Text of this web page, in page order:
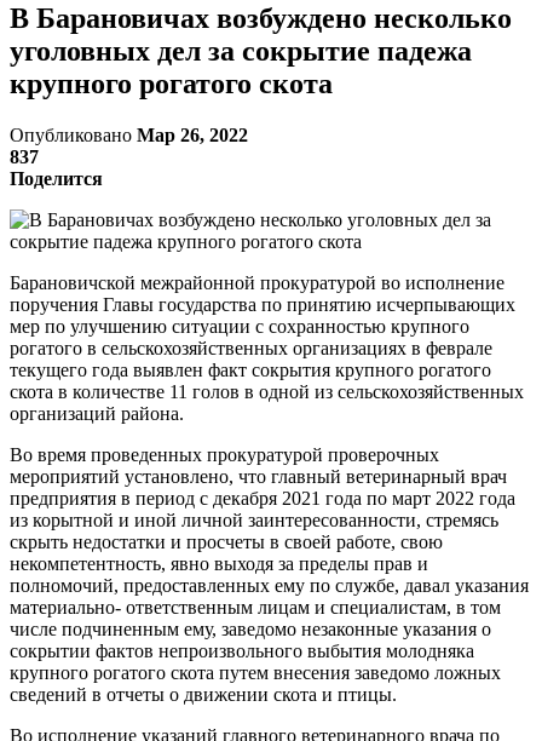
В Барановичах возбуждено несколько
уголовных дел за сокрытие падежа
крупного рогатого скота
Опубликовано Мар 26, 2022
837
Поделится
Барановичской межрайонной прокуратурой во исполнение
поручения Главы государства по принятию исчерпывающих
мер по улучшению ситуации с сохранностью крупного
рогатого в сельскохозяйственных организациях в феврале
текущего года выявлен факт сокрытия крупного рогатого
скота в количестве 11 голов в одной из сельскохозяйственных
организаций района.
Во время проведенных прокуратурой проверочных
мероприятий установлено, что главный ветеринарный врач
предприятия в период с декабря 2021 года по март 2022 года
из корытной и иной личной заинтересованности, стремясь
скрыть недостатки и просчеты в своей работе, свою
некомпетентность, явно выходя за пределы прав и
полномочий, предоставленных ему по службе, давал указания
материально- ответственным лицам и специалистам, в том
числе подчиненным ему, заведомо незаконные указания о
сокрытии фактов непроизвольного выбытия молодняка
крупного рогатого скота путем внесения заведомо ложных
сведений в отчеты о движении скота и птицы.
Во исполнение указаний главного ветеринарного врача по